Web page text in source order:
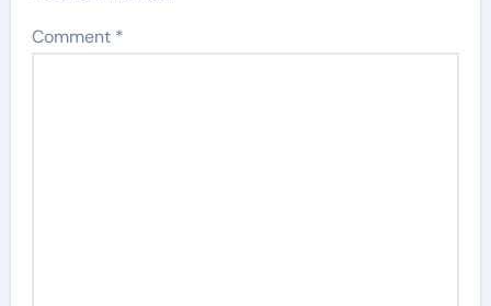
Comment *